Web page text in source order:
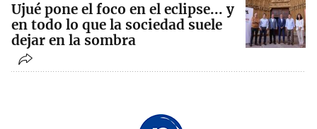
Ujué pone el foco en el eclipse... y
en todo lo que la sociedad suele
dejar en la sombra